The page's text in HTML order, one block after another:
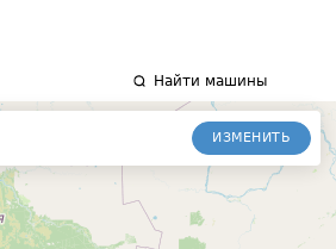
Найти машины
ИЗМЕНИТЬ